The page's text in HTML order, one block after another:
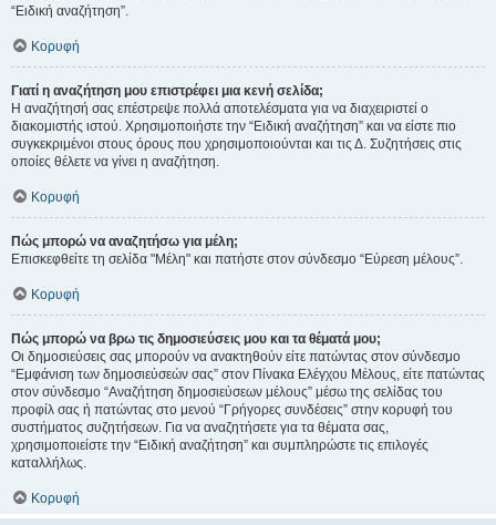
“Ειδική αναζήτηση”.
Κορυφή
Γιατί η αναζήτηση μου επιστρέφει μια κενή σελίδα;
Η αναζήτησή σας επέστρεψε πολλά αποτελέσματα για να διαχειριστεί ο
διακομιστής ιστού. Χρησιμοποιήστε την “Ειδική αναζήτηση” και να είστε πιο
συγκεκριμένοι στους όρους που χρησιμοποιούνται και τις Δ. Συζητήσεις στις
οποίες θέλετε να γίνει η αναζήτηση.
Κορυφή
Πώς μπορώ να αναζητήσω για μέλη;
Επισκεφθείτε τη σελίδα "Μέλη" και πατήστε στον σύνδεσμο “Εύρεση μέλους”.
Κορυφή
Πώς μπορώ να βρω τις δημοσιεύσεις μου και τα θέματά μου;
Οι δημοσιεύσεις σας μπορούν να ανακτηθούν είτε πατώντας στον σύνδεσμο
“Εμφάνιση των δημοσιεύσεών σας” στον Πίνακα Ελέγχου Μέλους, είτε πατώντας
στον σύνδεσμο “Αναζήτηση δημοσιεύσεων μέλους” μέσω της σελίδας του
προφίλ σας ή πατώντας στο μενού “Γρήγορες συνδέσεις” στην κορυφή του
συστήματος συζητήσεων. Για να αναζητήσετε για τα θέματα σας,
χρησιμοποιείστε την “Ειδική αναζήτηση” και συμπληρώστε τις επιλογές
καταλλήλως.
Κορυφή